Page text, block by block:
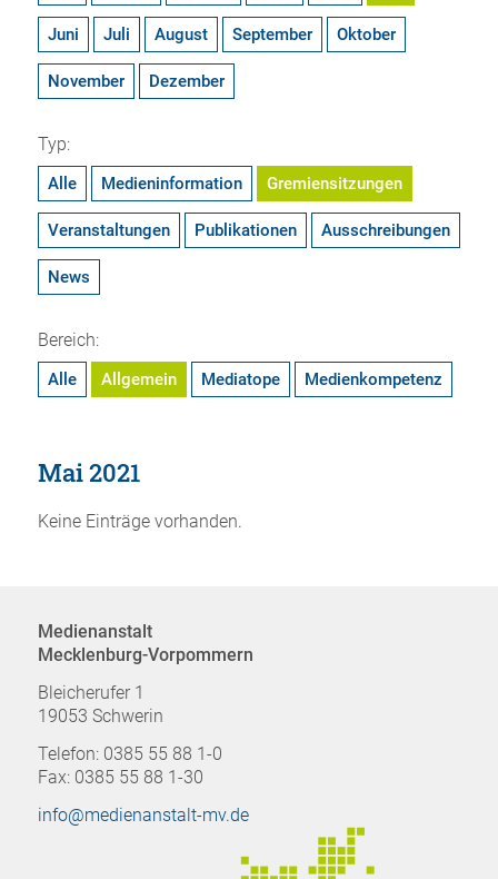
Juni Juli August September Oktober
November Dezember
Typ:
Alle Medieninformation Gremiensitzungen
Veranstaltungen Publikationen Ausschreibungen
News
Bereich:
Alle Allgemein Mediatope Medienkompetenz
Mai 2021
Keine Einträge vorhanden.
Medienanstalt
Mecklenburg-Vorpommern
Bleicherufer 1
19053 Schwerin
Telefon: 0385 55 88 1-0
Fax: 0385 55 88 1-30
info@medienanstalt-mv.de